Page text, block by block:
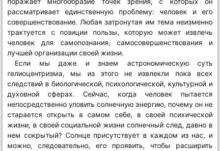
рассматривает единственную проблему: человек и его
совершенствование. Любая затронутая им тема неизменно
трактуется с позиции пользы, которую может извлечь
человек для самопознания, самосовершенствования и
лучшей организации своей жизни.
Если мы даже и знаем астрономическую суть
гелиоцентризма, мы из этого не извлекли пока всех
следствий в биологической, психологической, культурной и
духовной сферах. Сейчас, когда человек пытается
непосредственно уловить солнечную энергию, почему он не
старается открыть в самом себе, в своей психической
жизни, в своей социальной жизни солнечный след, давно в
нем сокрытый? Солнце присутствует в каждом из нас, и
можно, следовательно, его проявить, чтобы расширить